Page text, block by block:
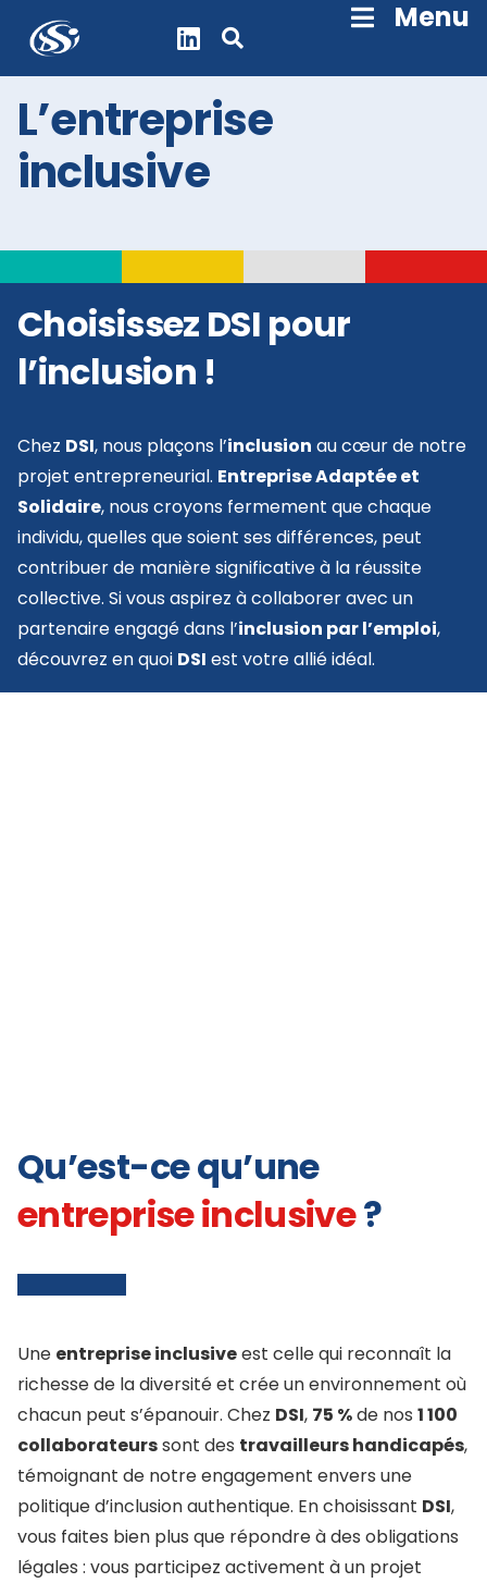
Menu
L’entreprise
inclusive
Choisissez DSI pour
l’inclusion !
Chez DSI, nous plaçons l’inclusion au cœur de notre
projet entrepreneurial. Entreprise Adaptée et
Solidaire, nous croyons fermement que chaque
individu, quelles que soient ses différences, peut
contribuer de manière significative à la réussite
collective. Si vous aspirez à collaborer avec un
partenaire engagé dans l’inclusion par l’emploi,
découvrez en quoi DSI est votre allié idéal.
Qu’est-ce qu’une
entreprise inclusive?
Une entreprise inclusiveest celle qui reconnaît la
richesse de la diversité et crée un environnement où
chacun peut s’épanouir. Chez DSI, 75 %de nos 1 100
collaborateurssont des travailleurs handicapés,
témoignant de notre engagement envers une
politique d’inclusion authentique. En choisissant DSI,
vous faites bien plus que répondre à des obligations
légales : vous participez activement à un projet